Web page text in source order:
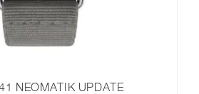
NEOMATIK UPDATE